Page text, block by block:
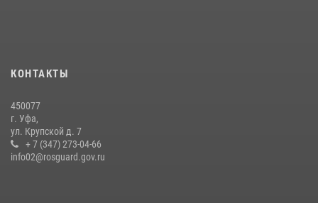
росгвардейцев и жителей Башкортостана за охотничьи ружья для
16 июля 2026, 04:30
Росгвардейцы Башкортостана обеспечили правопорядок и
выступили на празднике в честь Дня ВДВ
КОНТАКТЫ
450077
г. Уфа,
ул. Крупской д. 7
+ 7 (347) 273-04-66
info02@rosguard.gov.ru